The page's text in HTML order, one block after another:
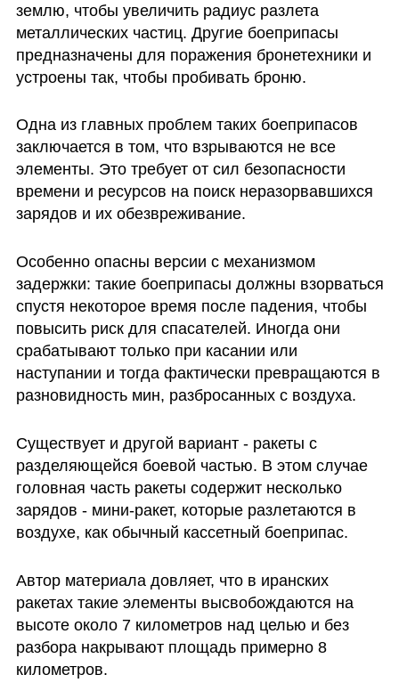
землю, чтобы увеличить радиус разлета
металлических частиц. Другие боеприпасы
предназначены для поражения бронетехники и
устроены так, чтобы пробивать броню.
Одна из главных проблем таких боеприпасов
заключается в том, что взрываются не все
элементы. Это требует от сил безопасности
времени и ресурсов на поиск неразорвавшихся
зарядов и их обезвреживание.
Особенно опасны версии с механизмом
задержки: такие боеприпасы должны взорваться
спустя некоторое время после падения, чтобы
повысить риск для спасателей. Иногда они
срабатывают только при касании или
наступании и тогда фактически превращаются в
разновидность мин, разбросанных с воздуха.
Существует и другой вариант - ракеты с
разделяющейся боевой частью. В этом случае
головная часть ракеты содержит несколько
зарядов - мини-ракет, которые разлетаются в
воздухе, как обычный кассетный боеприпас.
Автор материала довляет, что в иранских
ракетах такие элементы высвобождаются на
высоте около 7 километров над целью и без
разбора накрывают площадь примерно 8
километров.